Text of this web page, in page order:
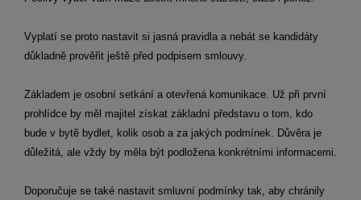
Vyplatí se proto nastavit si jasná pravidla a nebát se kandidáty
důkladně prověřit ještě před podpisem smlouvy.
Základem je osobní setkání a otevřená komunikace. Už při první
prohlídce by měl majitel získat základní představu o tom, kdo
bude v bytě bydlet, kolik osob a za jakých podmínek. Důvěra je
důležitá, ale vždy by měla být podložena konkrétními informacemi.
Doporučuje se také nastavit smluvní podmínky tak, aby chránily